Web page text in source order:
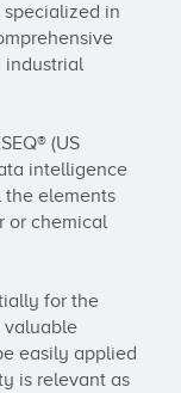
specialized in
industrial
(US
intelligence
elements
or chemical
for the
valuable
easily applied
is relevant as